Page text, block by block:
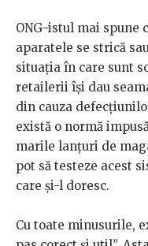
ONG-istul mai spune
aparatele se strică
situația în care sunt
retailerii își dau
din cauza
există o normă
marile lanțuri de
pot să testeze acest
care și-l doresc.
Cu toate minusurile,